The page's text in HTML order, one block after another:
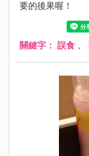
要的後果喔！
關鍵字： 誤食 、